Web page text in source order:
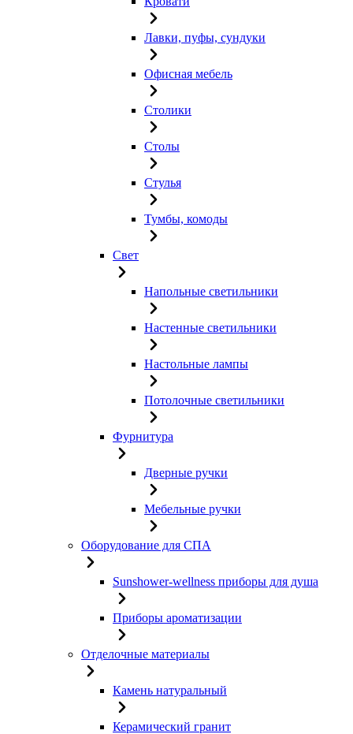
Лавки, пуфы, сундуки
Офисная мебель
Столики
Столы
Стулья
Тумбы, комоды
Свет
Напольные светильники
Настенные светильники
Настольные лампы
Потолочные светильники
Фурнитура
Дверные ручки
Мебельные ручки
Оборудование для СПА
Sunshower-wellness приборы для душа
Приборы ароматизации
Отделочные материалы
Камень натуральный
Керамический гранит